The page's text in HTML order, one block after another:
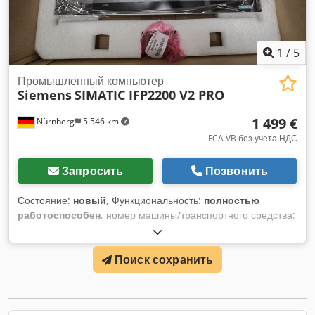
Состояние товара: бывший в употреблении Другие
мониторы ПК — новые и б/у — доступны в нашем
магазине! Стоимость международной доставки по запросу!
1 / 5
Nürnberg 5 546 km
Промышленный компьютер
SiemensSIMATIC IFP2200 V2 PRO
1 499 €
FCA VB без учета НДС
Запросить Позвонить
Состояние: новый, Функциональность: полностью
работоспособен, номер машины/транспортного средства:
, SIMATIC IFP2200 V2 PRO, 22
мультисенсорных дисплея (16:9) с разрешением 1920x1080
пикселей Опорный кронштейн для варианта PRO для 24 В
постоянного тока DisplayPort HDBaseT может быть
Поиск сохранить